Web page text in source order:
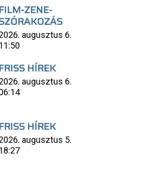
FILM-ZENE-
augusztus 6.
FRISS HÍREK
augusztus 6.
FRISS HÍREK
augusztus 5.